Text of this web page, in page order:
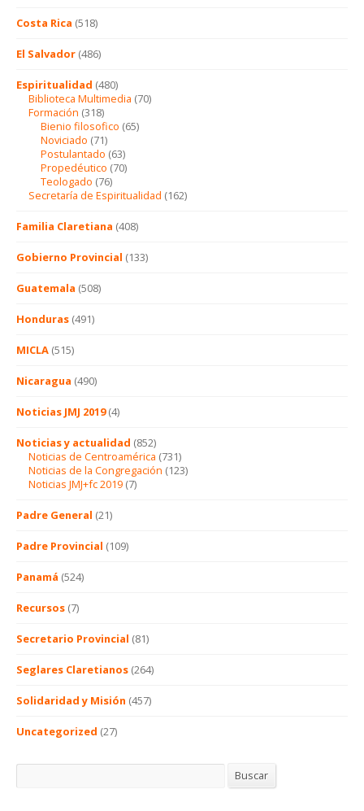
Costa Rica (518)
El Salvador (486)
Espiritualidad (480)
Biblioteca Multimedia (70)
Formación (318)
Bienio filosofico (65)
Noviciado (71)
Postulantado (63)
Propedéutico (70)
Teologado (76)
Secretaría de Espiritualidad (162)
Familia Claretiana (408)
Gobierno Provincial (133)
Guatemala (508)
Honduras (491)
MICLA (515)
Nicaragua (490)
Noticias JMJ 2019(4)
Noticias y actualidad (852)
Noticias de Centroamérica (731)
Noticias de la Congregación (123)
Noticias JMJ+fc 2019 (7)
Padre General (21)
Padre Provincial (109)
Panamá (524)
Recursos (7)
Secretario Provincial (81)
Seglares Claretianos (264)
Solidaridad y Misión (457)
Uncategorized (27)
Buscar